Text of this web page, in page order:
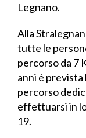
Legnano.
Alla
tutte le
percorso da 7
anni è prevista
percorso
effettuarsi in
19.